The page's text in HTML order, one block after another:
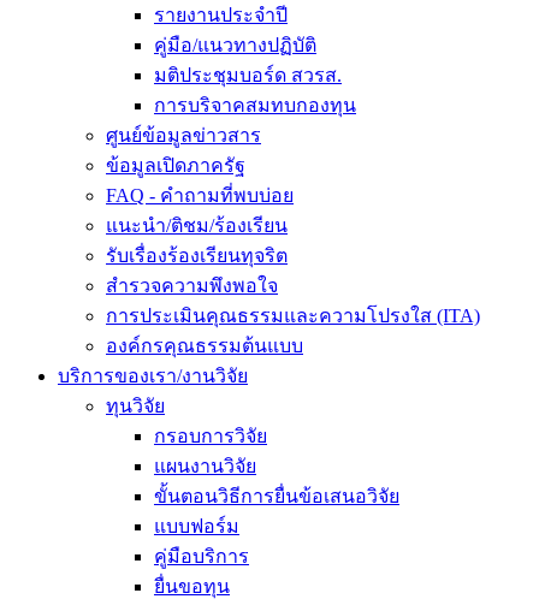
รายงานประจำปี
คู่มือ/แนวทางปฏิบัติ
มติประชุมบอร์ด สวรส.
การบริจาคสมทบกองทุน
ศูนย์ข้อมูลข่าวสาร
ข้อมูลเปิดภาครัฐ
FAQ - คำถามที่พบบ่อย
แนะนำ/ติชม/ร้องเรียน
รับเรื่องร้องเรียนทุจริต
สำรวจความพึงพอใจ
การประเมินคุณธรรมและความโปรงใส (ITA)
องค์กรคุณธรรมต้นแบบ
บริการของเรา/งานวิจัย
ทุนวิจัย
กรอบการวิจัย
แผนงานวิจัย
ขั้นตอนวิธีการยื่นข้อเสนอวิจัย
แบบฟอร์ม
คู่มือบริการ
ยื่นขอทุน